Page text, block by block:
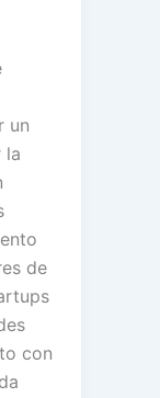
un
la
de
con